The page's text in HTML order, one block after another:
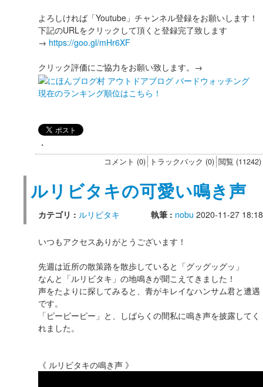
よろしければ「Youtube」チャンネル登録をお願いします！
下記のURLをクリックして頂くと登録完了致します
→ https://goo.gl/mHr6XF
クリック評価にご協力をお願い致します。→
現在のランキング順位はこちら！
・
コメント (0) トラックバック (0) 閲覧 (11242)
ルリビタキの可愛い鳴き声
カテゴリ : ルリビタキ 執筆 : nobu 2020-11-27 18:18
いつもアクセスありがとうございます！
先週は近所の散策路を散歩していると「グッグッグッ」
なんと「ルリビタキ」の地鳴きが聞こえてきました！
声をたよりに探してみると、青がキレイなハンサム君と遭遇
です。
「ピーピーピー」と、しばらくの間私に鳴き声を披露してく
れました。
《 ルリビタキの鳴き声 》